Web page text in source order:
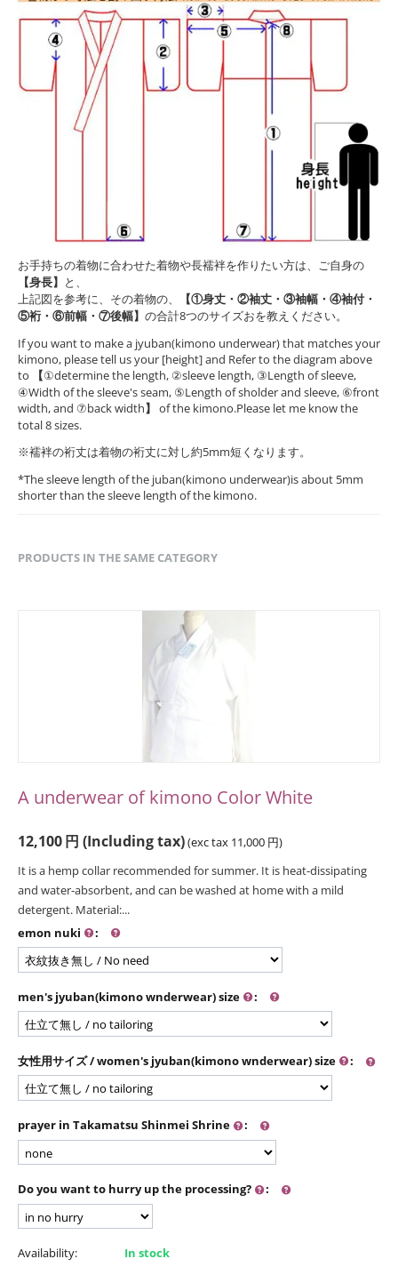
お手持ちの着物に合わせた着物や長襦袢を作りたい方は、ご自身の
【身長】 と、
上記図を参考に、その着物の、
【①身丈・②袖丈・③袖幅・④袖付・
⑤裄・⑥前幅・⑦後幅】 の合計8つのサイズおを教えください。
If you want to make a jyuban(kimono underwear) that matches your
kimono, please tell us your [height] and Refer to the diagram above
to
【①determine the length, ②sleeve length, ③Length of sleeve,
④Width of the sleeve's seam, ⑤Length of sholder and sleeve, ⑥front
width, and ⑦back width】 of the kimono.Please let me know the
total 8 sizes.
※襦袢の裄丈は着物の裄丈に対し約5mm短くなります。
*The sleeve length of the juban(kimono underwear)is about 5mm
shorter than the sleeve length of the kimono.
PRODUCTS IN THE SAME CATEGORY
A underwear of kimono Color White
12,100円 (Including tax)(exc tax 11,000 円)
It is a hemp collar recommended for summer. It is heat-dissipating
and water-absorbent, and can be washed at home with a mild
detergent. Material:...
emon nuki
:
men's jyuban(kimono wnderwear) size :
女性用サイズ / women's jyuban(kimono wnderwear) size :
prayer in Takamatsu Shinmei Shrine :
Do you want to hurry up the processing? :
Availability: In stock